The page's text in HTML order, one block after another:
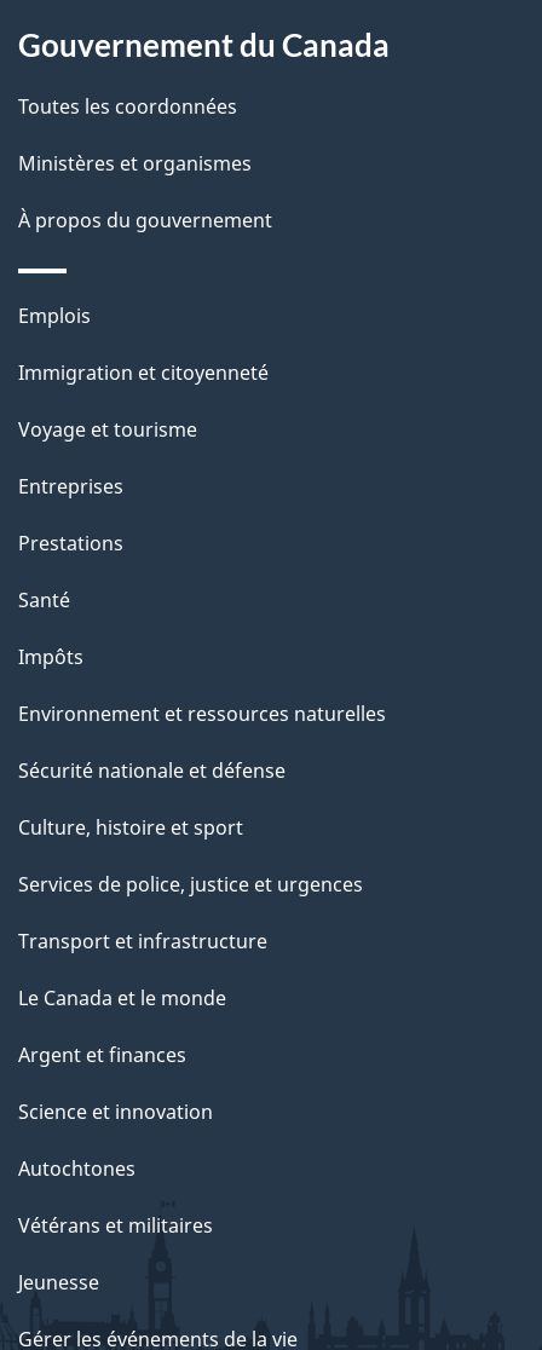
l
p
a
g
e
Gouvernement du Canada
Toutes les coordonnées
Ministères et organismes
À propos du gouvernement
Thèmes
sujets
Emplois
Immigration et citoyenneté
Voyage et tourisme
Entreprises
Prestations
Santé
Impôts
Environnement et ressources naturelles
Sécurité nationale et défense
Culture, histoire et sport
Services de police, justice et urgences
Transport et infrastructure
Le Canada et le monde
Argent et finances
Science et innovation
Autochtones
Vétérans et militaires
Jeunesse
Gérer les événements de la vie